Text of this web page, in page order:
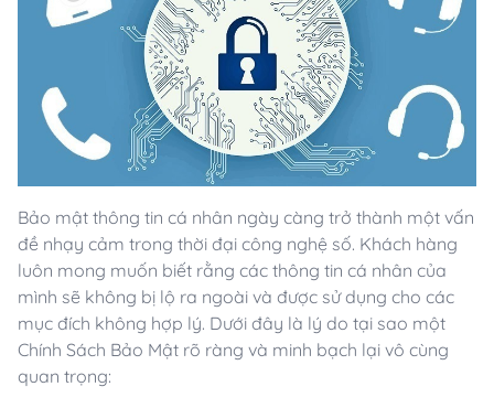
Bảo mật thông tin cá nhân ngày càng trở thành một vấn
đề nhạy cảm trong thời đại công nghệ số. Khách hàng
luôn mong muốn biết rằng các thông tin cá nhân của
mình sẽ không bị lộ ra ngoài và được sử dụng cho các
mục đích không hợp lý. Dưới đây là lý do tại sao một
Chính Sách Bảo Mật rõ ràng và minh bạch lại vô cùng
quan trọng: